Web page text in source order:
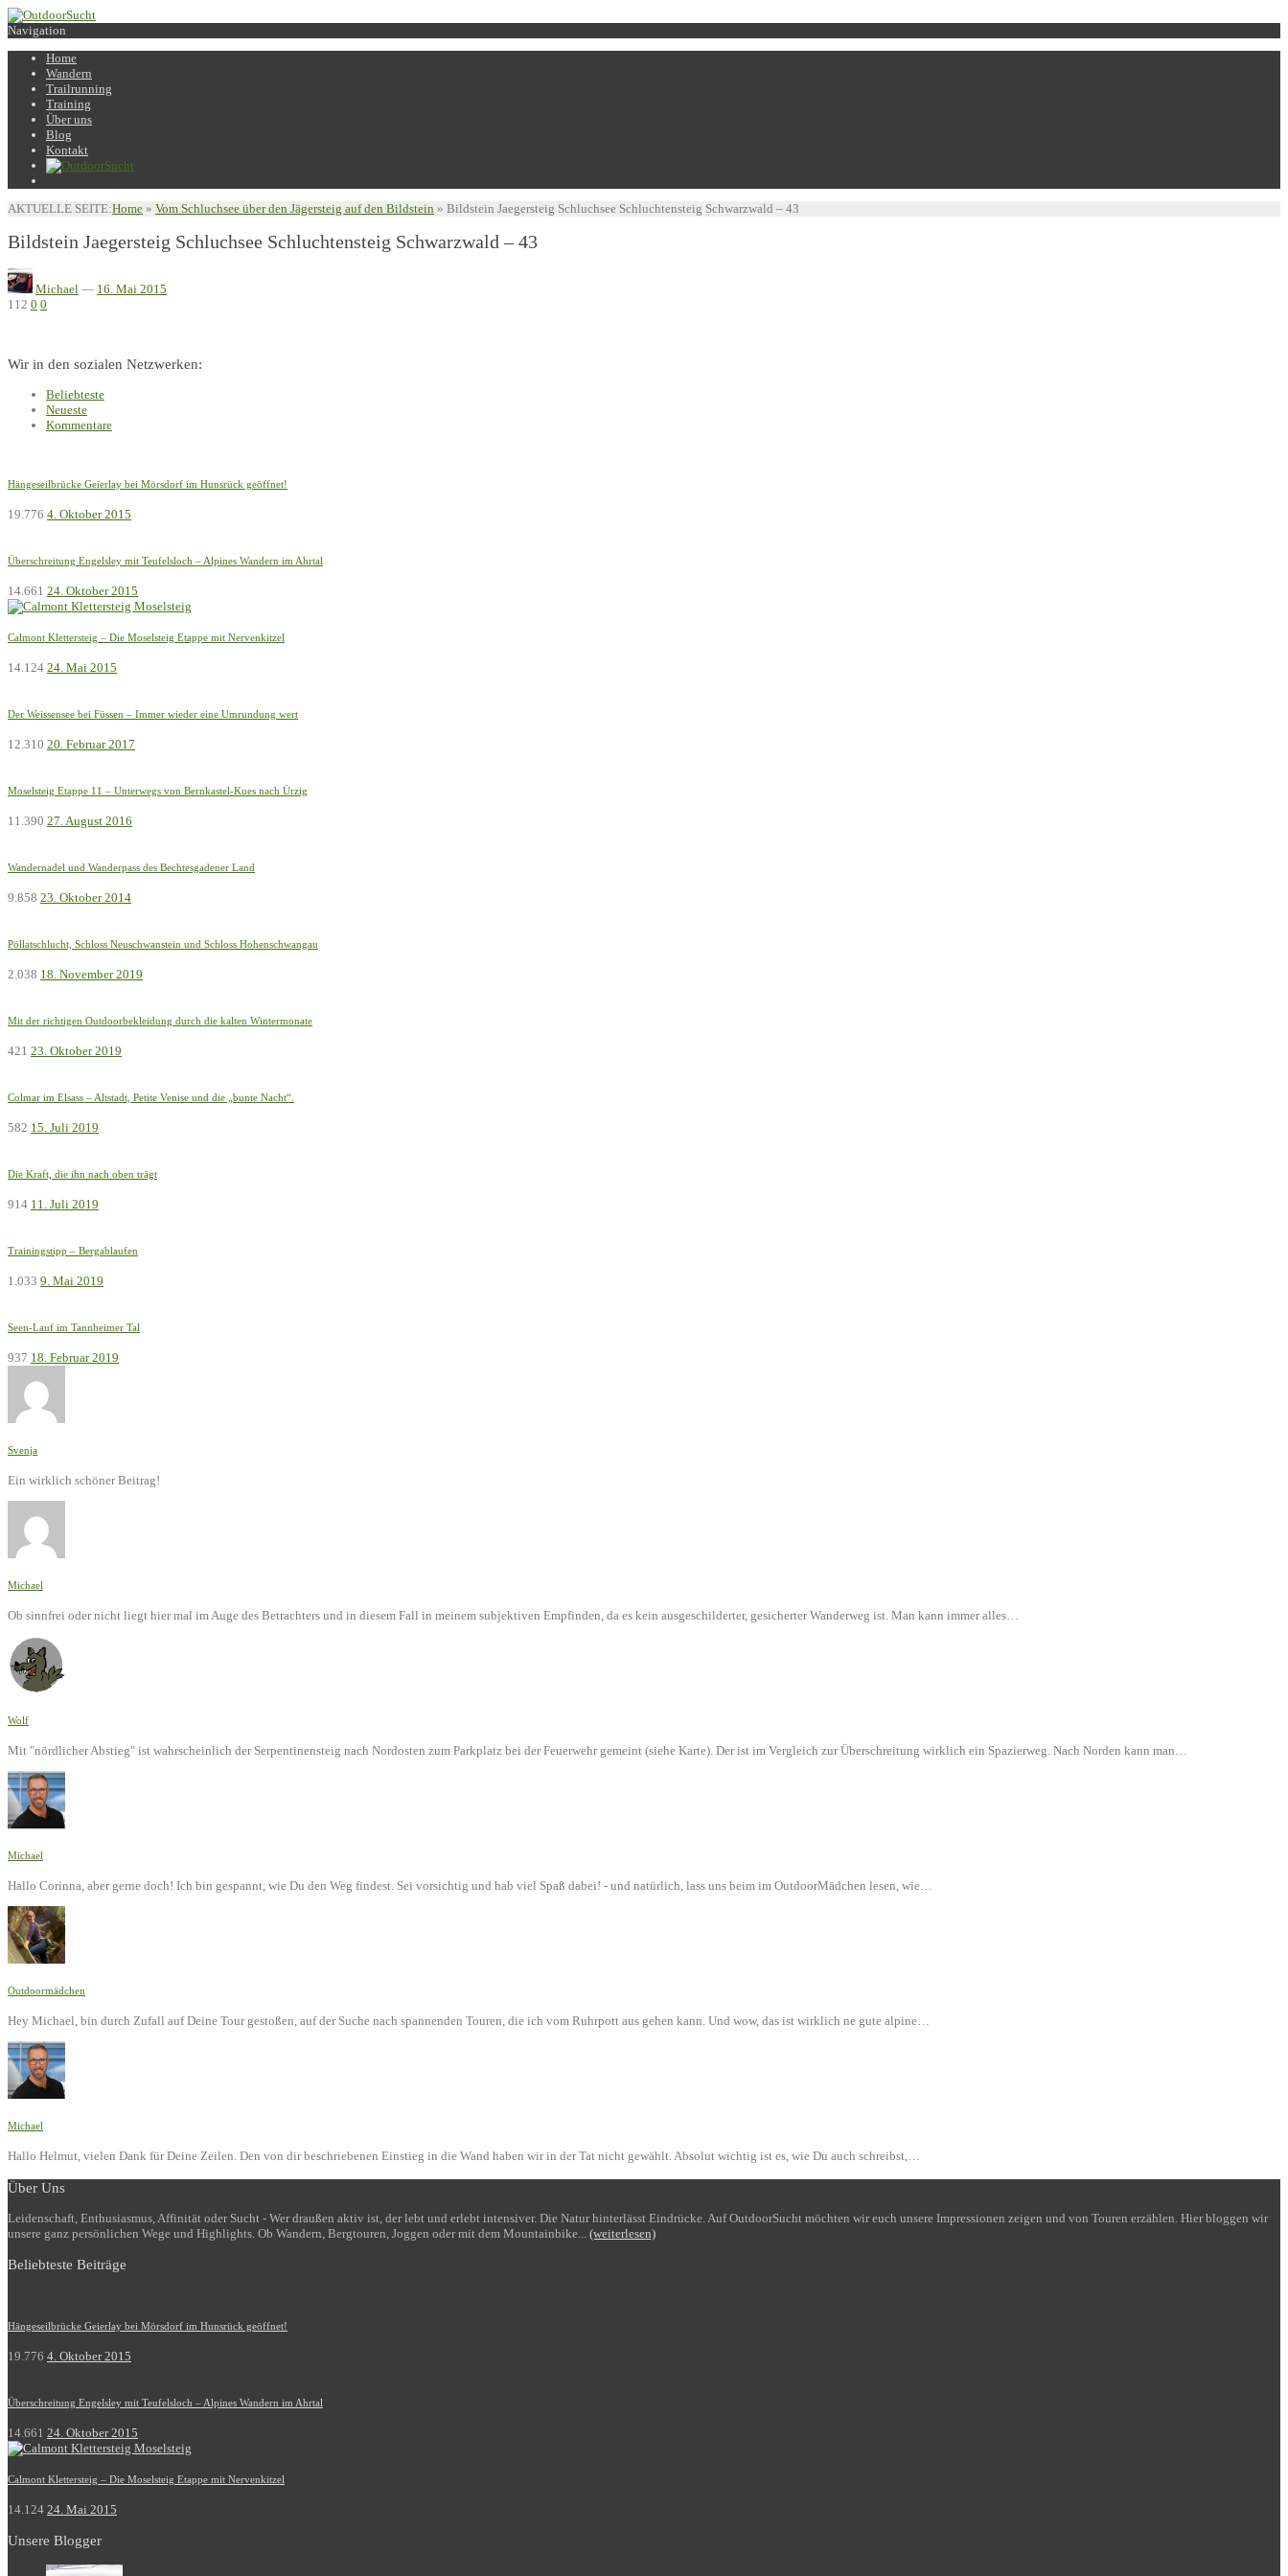
Navigation
Home
Wandern
Trailrunning
Training
Über uns
Blog
Kontakt
AKTUELLE SEITE:Home » Vom Schluchsee über den Jägersteig auf den Bildstein » Bildstein Jaegersteig Schluchsee Schluchtensteig Schwarzwald – 43
Bildstein Jaegersteig Schluchsee Schluchtensteig Schwarzwald – 43
Michael — 16. Mai 2015
112 0 0
Wir in den sozialen Netzwerken:
Beliebteste
Neueste
Kommentare
Hängeseilbrücke Geierlay bei Mörsdorf im Hunsrück geöffnet!
19.776 4. Oktober 2015
Überschreitung Engelsley mit Teufelsloch – Alpines Wandern im Ahrtal
14.661 24. Oktober 2015
Calmont Klettersteig – Die Moselsteig Etappe mit Nervenkitzel
14.124 24. Mai 2015
Der Weissensee bei Füssen – Immer wieder eine Umrundung wert
12.310 20. Februar 2017
Moselsteig Etappe 11 – Unterwegs von Bernkastel-Kues nach Ürzig
11.390 27. August 2016
Wandernadel und Wanderpass des Bechtesgadener Land
9.858 23. Oktober 2014
Pöllatschlucht, Schloss Neuschwanstein und Schloss Hohenschwangau
2.038 18. November 2019
Mit der richtigen Outdoorbekleidung durch die kalten Wintermonate
421 23. Oktober 2019
Colmar im Elsass – Altstadt, Petite Venise und die „bunte Nacht“.
582 15. Juli 2019
Die Kraft, die ihn nach oben trägt
914 11. Juli 2019
Trainingstipp – Bergablaufen
1.033 9. Mai 2019
Seen-Lauf im Tannheimer Tal
937 18. Februar 2019
Svenja
Ein wirklich schöner Beitrag!
Michael
Ob sinnfrei oder nicht liegt hier mal im Auge des Betrachters und in diesem Fall in meinem subjektiven Empfinden, da es kein ausgeschilderter, gesicherter Wanderweg ist. Man kann immer alles…
Wolf
Mit "nördlicher Abstieg" ist wahrscheinlich der Serpentinensteig nach Nordosten zum Parkplatz bei der Feuerwehr gemeint (siehe Karte). Der ist im Vergleich zur Überschreitung wirklich ein Spazierweg. Nach Norden kann man…
Michael
Hallo Corinna, aber gerne doch! Ich bin gespannt, wie Du den Weg findest. Sei vorsichtig und hab viel Spaß dabei! - und natürlich, lass uns beim im OutdoorMädchen lesen, wie…
Outdoormädchen
Hey Michael, bin durch Zufall auf Deine Tour gestoßen, auf der Suche nach spannenden Touren, die ich vom Ruhrpott aus gehen kann. Und wow, das ist wirklich ne gute alpine…
Michael
Hallo Helmut, vielen Dank für Deine Zeilen. Den von dir beschriebenen Einstieg in die Wand haben wir in der Tat nicht gewählt. Absolut wichtig ist es, wie Du auch schreibst,…
Über Uns
Leidenschaft, Enthusiasmus, Affinität oder Sucht - Wer draußen aktiv ist, der lebt und erlebt intensiver. Die Natur hinterlässt Eindrücke. Auf OutdoorSucht möchten wir euch unsere Impressionen zeigen und von Touren erzählen. Hier bloggen wir
unsere ganz persönlichen Wege und Highlights. Ob Wandern, Bergtouren, Joggen oder mit dem Mountainbike... (weiterlesen)
Beliebteste Beiträge
Hängeseilbrücke Geierlay bei Mörsdorf im Hunsrück geöffnet!
19.776 4. Oktober 2015
Überschreitung Engelsley mit Teufelsloch – Alpines Wandern im Ahrtal
14.661 24. Oktober 2015
Calmont Klettersteig – Die Moselsteig Etappe mit Nervenkitzel
14.124 24. Mai 2015
Unsere Blogger